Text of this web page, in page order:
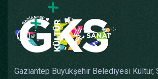
Gaziantep Büyükşehir Belediyesi Kültür,